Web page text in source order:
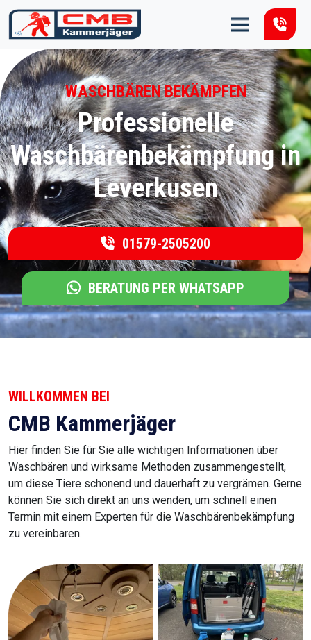
Zum Inhalt springen
WASCHBÄREN BEKÄMPFEN
Professionelle
Waschbärenbekämpfung in
Leverkusen
01579-2505200
BERATUNG PER WHATSAPP
WILLKOMMEN BEI
CMB Kammerjäger
Hier finden Sie für Sie alle wichtigen Informationen über
Waschbären und wirksame Methoden zusammengestellt,
um diese Tiere schonend und dauerhaft zu vergrämen. Gerne
können Sie sich direkt an uns wenden, um schnell einen
Termin mit einem Experten für die Waschbärenbekämpfung
zu vereinbaren.